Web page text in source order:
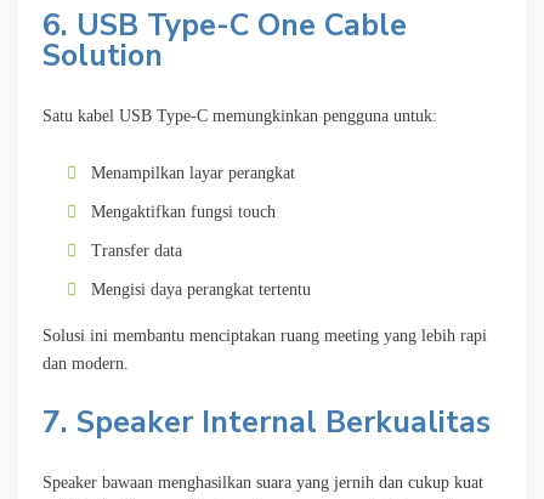
6. USB Type-C One Cable
Solution
Satu kabel USB Type-C memungkinkan pengguna untuk:
Menampilkan layar perangkat
Mengaktifkan fungsi touch
Transfer data
Mengisi daya perangkat tertentu
Solusi ini membantu menciptakan ruang meeting yang lebih rapi
dan modern.
7. Speaker Internal Berkualitas
Speaker bawaan menghasilkan suara yang jernih dan cukup kuat